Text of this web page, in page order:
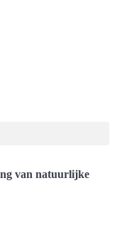
van natuurlijke